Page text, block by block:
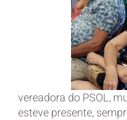
vereadora do PSOL,
esteve presente,